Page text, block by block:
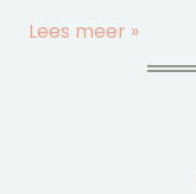
Lees meer »